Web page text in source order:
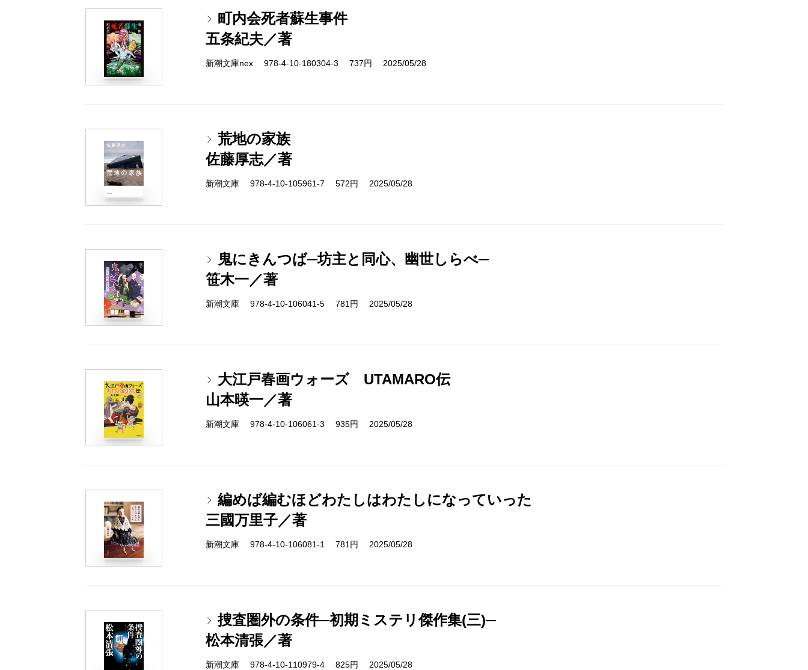
町内会死者蘇生事件
五条紀夫／著
新潮文庫nex 978-4-10-180304-3 737円 2025/05/28
荒地の家族
佐藤厚志／著
新潮文庫 978-4-10-105961-7 572円 2025/05/28
鬼にきんつば─坊主と同心、幽世しらべ─
笹木一／著
新潮文庫 978-4-10-106041-5 781円 2025/05/28
大江戸春画ウォーズ UTAMARO伝
山本暎一／著
新潮文庫 978-4-10-106061-3 935円 2025/05/28
編めば編むほどわたしはわたしになっていった
三國万里子／著
新潮文庫 978-4-10-106081-1 781円 2025/05/28
捜査圏外の条件─初期ミステリ傑作集(三)─
松本清張／著
新潮文庫 978-4-10-110979-4 825円 2025/05/28